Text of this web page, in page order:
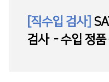
[직수입 검사]
검사 - 수입 정품